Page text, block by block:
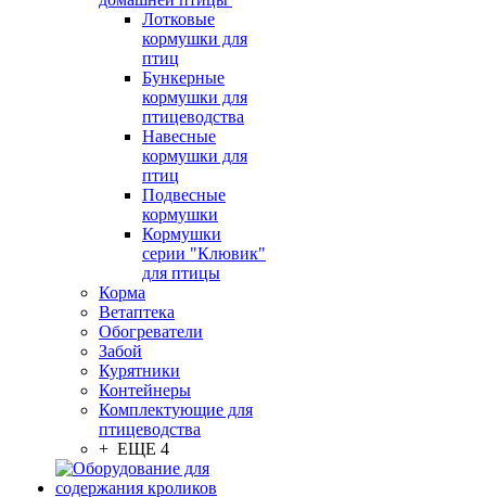
Лотковые
кормушки для
птиц
Бункерные
кормушки для
птицеводства
Навесные
кормушки для
птиц
Подвесные
кормушки
Кормушки
серии "Клювик"
для птицы
Корма
Ветаптека
Обогреватели
Забой
Курятники
Контейнеры
Комплектующие для
птицеводства
+ ЕЩЕ 4